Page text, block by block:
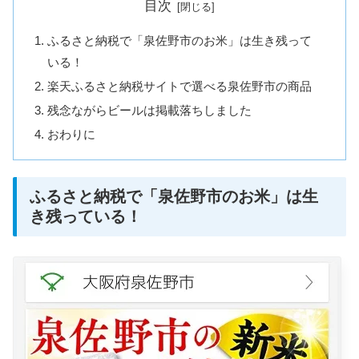
目次
ふるさと納税で「泉佐野市のお米」は生き残って
いる！
楽天ふるさと納税サイトで選べる泉佐野市の商品
残念ながらビールは掲載落ちしました
おわりに
ふるさと納税で「泉佐野市のお米」は生
き残っている！